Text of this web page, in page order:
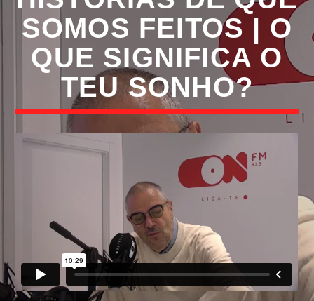
LIGA-TE
TÍTULO
ARTISTA
SOMOS FEITOS | O
QUE SIGNIFICA O
TEU SONHO?